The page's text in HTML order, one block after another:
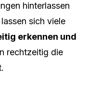
hinterlassen
sich viele
erkennen und
rechtzeitig die